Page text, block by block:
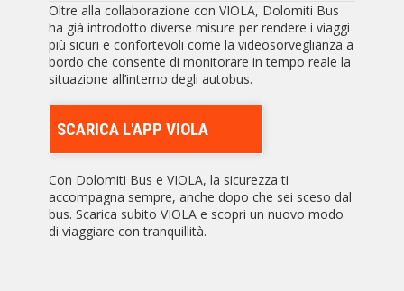
Oltre alla collaborazione con VIOLA, Dolomiti Bus
ha già introdotto diverse misure per rendere i viaggi
più sicuri e confortevoli come la videosorveglianza a
bordo che consente di monitorare in tempo reale la
situazione all’interno degli autobus.
SCARICA L'APP VIOLA
Con Dolomiti Bus e VIOLA, la sicurezza ti
accompagna sempre, anche dopo che sei sceso dal
bus. Scarica subito VIOLA e scopri un nuovo modo
di viaggiare con tranquillità.